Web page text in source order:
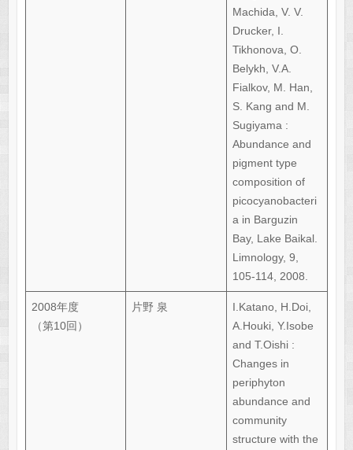
Machida, V. V.
Drucker, I.
Tikhonova, O.
Belykh, V.A.
Fialkov, M. Han,
S. Kang and M.
Sugiyama :
Abundance and
pigment type
composition of
picocyanobacteri
a in Barguzin
Bay, Lake Baikal.
Limnology, 9,
105-114, 2008.
2008年度
（第10回）
片野 泉
I.Katano, H.Doi,
A.Houki, Y.Isobe
and T.Oishi :
Changes in
periphyton
abundance and
community
structure with the